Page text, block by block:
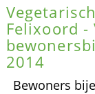
Felixoord -
2014
Bewoners